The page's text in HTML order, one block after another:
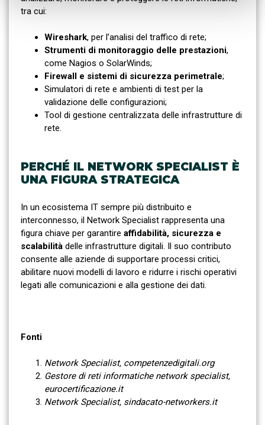
tra cui:
Wireshark, per l’analisi del traffico di rete;
Strumenti di monitoraggio delle prestazioni,
come Nagios o SolarWinds;
Firewall e sistemi di sicurezza perimetrale;
Simulatori di rete e ambienti di test per la
validazione delle configurazioni;
Tool di gestione centralizzata delle infrastrutture di
rete.
PERCHÉ IL NETWORK SPECIALIST È
UNA FIGURA STRATEGICA
In un ecosistema IT sempre più distribuito e
interconnesso, il Network Specialist rappresenta una
figura chiave per garantire affidabilità, sicurezza e
scalabilità delle infrastrutture digitali. Il suo contributo
consente alle aziende di supportare processi critici,
abilitare nuovi modelli di lavoro e ridurre i rischi operativi
legati alle comunicazioni e alla gestione dei dati.
Fonti
Network Specialist, competenzedigitali.org
Gestore di reti informatiche network specialist,
eurocertificazione.it
Network Specialist, sindacato-networkers.it